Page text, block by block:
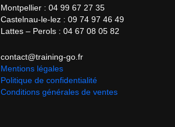
Montpellier : 04 99 67 27 35
Castelnau-le-lez : 09 74 97 46 49
Lattes – Perols : 04 67 08 05 82
contact@training-go.fr
Mentions légales
Politique de confidentialité
Conditions générales de ventes